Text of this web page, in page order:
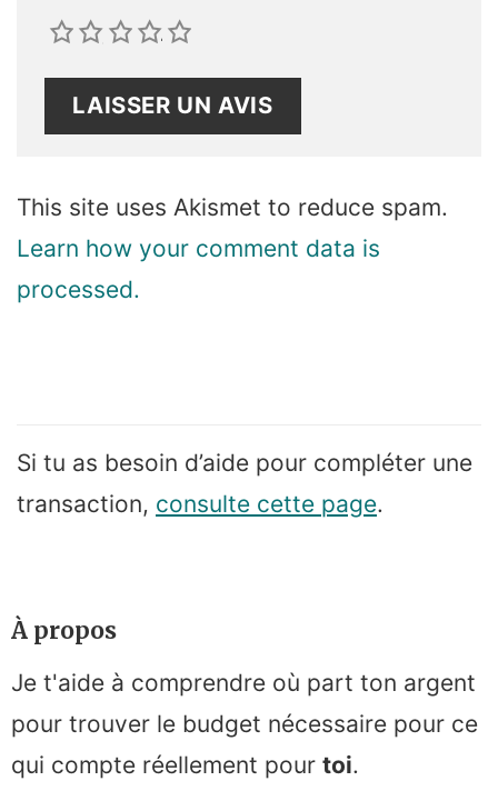
5
4
3
2
1
This site uses Akismet to reduce spam.
Learn how your comment data is
processed.
Si tu as besoin d’aide pour compléter une
transaction, consulte cette page.
À propos
Je t'aide à comprendre où part ton argent
pour trouver le budget nécessaire pour ce
qui compte réellement pour toi.